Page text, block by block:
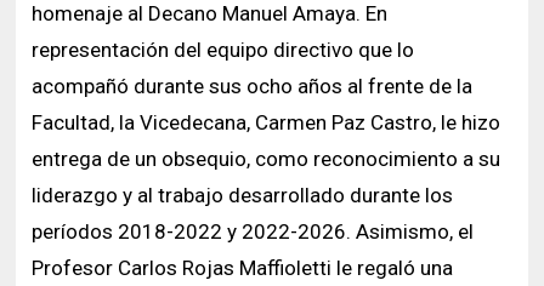
homenaje al Decano Manuel Amaya. En
representación del equipo directivo que lo
acompañó durante sus ocho años al frente de la
Facultad, la Vicedecana, Carmen Paz Castro, le hizo
entrega de un obsequio, como reconocimiento a su
liderazgo y al trabajo desarrollado durante los
períodos 2018-2022 y 2022-2026. Asimismo, el
Profesor Carlos Rojas Maffioletti le regaló una